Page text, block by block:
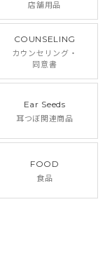
店舗用品
COUNSELING
カウンセリング・
同意書
Ear Seeds
耳つぼ関連商品
FOOD
食品